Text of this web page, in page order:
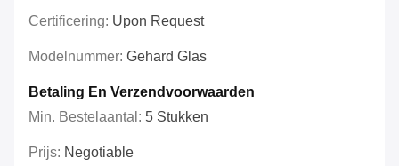
Certificering: Upon Request
Modelnummer: Gehard Glas
Betaling En Verzendvoorwaarden
Min. Bestelaantal: 5 Stukken
Prijs: Negotiable